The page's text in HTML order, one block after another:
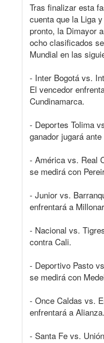
Tras finalizar esta
cuenta que la Liga
pronto, la Dimayor
ocho clasificados
Mundial en las
- Inter Bogotá vs.
El vencedor
Cundinamarca.
- Deportes Tolima
ganador jugará
- América vs. Real
se medirá con
- Junior vs.
enfrentará a
- Nacional vs.
contra Cali.
- Deportivo Pasto
se medirá con
- Once Caldas vs.
enfrentará a Alianza.
- Santa Fe vs.